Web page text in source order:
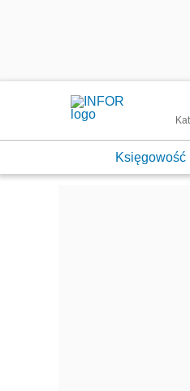
Księgowość